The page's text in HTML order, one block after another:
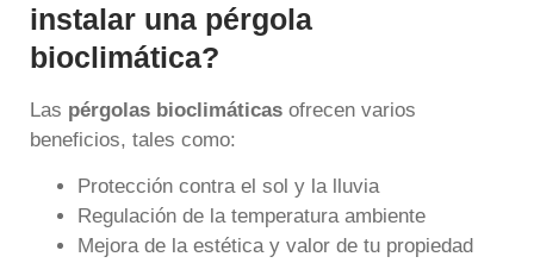
instalar una pérgola
bioclimática?
Las pérgolas bioclimáticas ofrecen varios
beneficios, tales como:
Protección contra el sol y la lluvia
Regulación de la temperatura ambiente
Mejora de la estética y valor de tu propiedad